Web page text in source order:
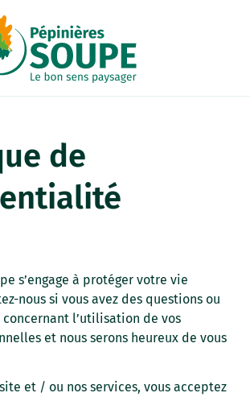
de
s’engage à protéger votre vie
nous si vous avez des questions ou
l’utilisation de vos
et nous serons heureux de vous
et / ou nos services, vous acceptez